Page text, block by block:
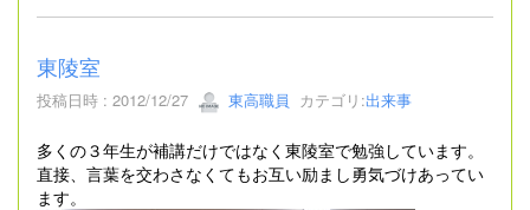
東陵室
投稿日時 : 2012/12/27 東高職員 カテゴリ:出来事
多くの３年生が補講だけではなく東陵室で勉強しています。
直接、言葉を交わさなくてもお互い励まし勇気づけあってい
ます。